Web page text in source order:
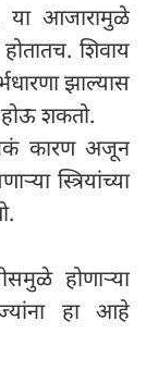
या आजारामुळे
शिवाय
झाल्यास
होऊ शकतो.
कारण अजून
स्त्रियांच्या
होणाऱ्या
हा आहे